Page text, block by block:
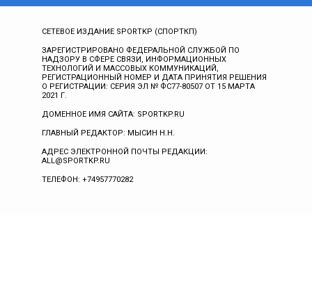
СЕТЕВОЕ ИЗДАНИЕ SPORTKP (СПОРТКП)
ЗАРЕГИСТРИРОВАНО ФЕДЕРАЛЬНОЙ СЛУЖБОЙ ПО
НАДЗОРУ В СФЕРЕ СВЯЗИ, ИНФОРМАЦИОННЫХ
ТЕХНОЛОГИЙ И МАССОВЫХ КОММУНИКАЦИЙ,
РЕГИСТРАЦИОННЫЙ НОМЕР И ДАТА ПРИНЯТИЯ РЕШЕНИЯ
О РЕГИСТРАЦИИ: СЕРИЯ ЭЛ № ФС77-80507 ОТ 15 МАРТА
2021 Г.
ДОМЕННОЕ ИМЯ САЙТА: SPORTKP.RU
ГЛАВНЫЙ РЕДАКТОР: МЫСИН Н.Н.
АДРЕС ЭЛЕКТРОННОЙ ПОЧТЫ РЕДАКЦИИ:
ALL@SPORTKP.RU
ТЕЛЕФОН: +74957770282